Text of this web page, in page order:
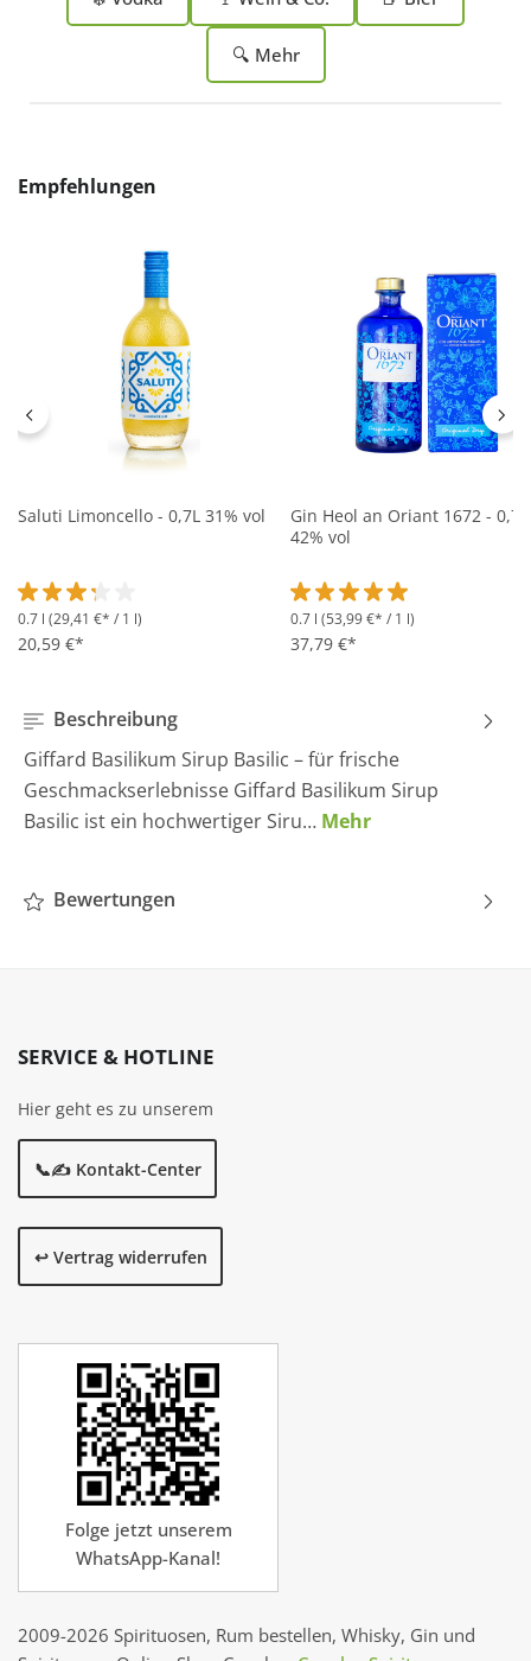
🔍 Mehr
Produktgalerie überspringen
Empfehlungen
Saluti Limoncello - 0,7L 31% vol
Durchschnittliche Bewertung von 3.2 von 5 Sternen
0.7 l (29,41 €* / 1 l)
20,59 €*
Gin Heol an Oriant 1672 - 0,7L
42% vol
Durchschnittliche
0.7 l (53,99 €* / 1 l)
37,79 €*
Beschreibung
Giffard Basilikum Sirup Basilic – für frische
Geschmackserlebnisse Giffard Basilikum Sirup
Basilic ist ein hochwertiger Siru… Mehr
Bewertungen
SERVICE & HOTLINE
Hier geht es zu unserem
📞✍️ Kontakt-Center
↩️ Vertrag widerrufen
Folge jetzt unserem
WhatsApp-Kanal!
2009-2026 Spirituosen, Rum bestellen, Whisky, Gin und